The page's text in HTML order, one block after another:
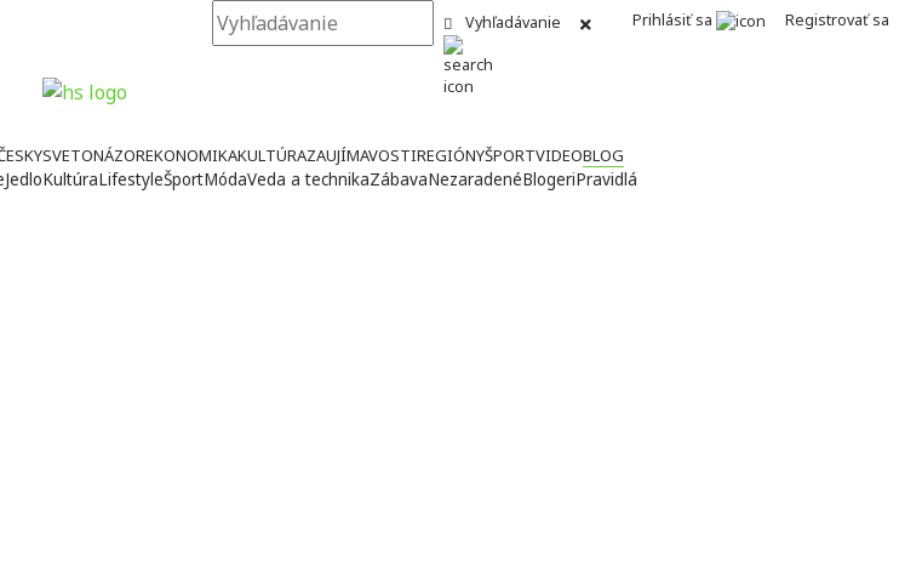
Vyhľadávanie Prihlásiť sa Registrovať sa
SVETONÁZOREKONOMIKAKULTÚRAZAUJÍMAVOSTIREGIÓNYŠPORTVIDEOBLOG
JedloKultúraLifestyleŠportMódaVeda a technikaZábavaNezaradenéBlogeriPravidlá